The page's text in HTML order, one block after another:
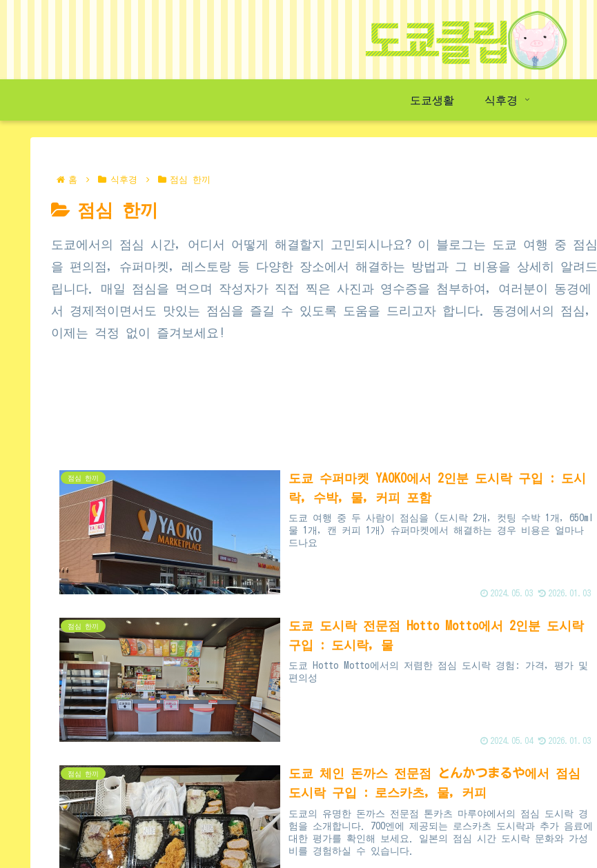
도쿄생활 식후경
홈 식후경 점심 한끼
점심 한끼
도쿄에서의 점심 시간, 어디서 어떻게 해결할지 고민되시나요? 이 블로그는 도쿄 여행 중 점심
을 편의점, 슈퍼마켓, 레스토랑 등 다양한 장소에서 해결하는 방법과 그 비용을 상세히 알려드
립니다. 매일 점심을 먹으며 작성자가 직접 찍은 사진과 영수증을 첨부하여, 여러분이 동경에
서 경제적이면서도 맛있는 점심을 즐길 수 있도록 도움을 드리고자 합니다. 동경에서의 점심,
이제는 걱정 없이 즐겨보세요!
점심 한끼
도쿄 수퍼마켓 YAOKO에서 2인분 도시락 구입 : 도시
락, 수박, 물, 커피 포함
도쿄 여행 중 두 사람이 점심을 (도시락 2개, 컷팅 수박 1개, 650ml
물 1개, 캔 커피 1개) 슈퍼마켓에서 해결하는 경우 비용은 얼마나
드나요
2024.05.03 2026.01.03
점심 한끼
도쿄 도시락 전문점 Hotto Motto에서 2인분 도시락
구입 : 도시락, 물
도쿄 Hotto Motto에서의 저렴한 점심 도시락 경험: 가격, 평가 및
편의성
2024.05.04 2026.01.03
점심 한끼
도쿄 체인 돈까스 전문점 とんかつまるや에서 점심
도시락 구입 : 로스카츠, 물, 커피
도쿄의 유명한 돈까스 전문점 톤카츠 마루야에서의 점심 도시락 경
험을 소개합니다. 700엔에 제공되는 로스카츠 도시락과 추가 음료에
대한 평가를 확인해 보세요. 일본의 점심 시간 도시락 문화와 가성
비를 경험하실 수 있습니다.